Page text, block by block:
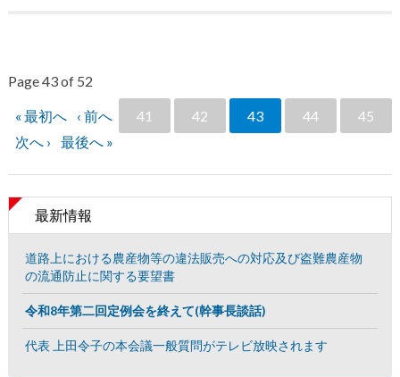
Page 43 of 52
« 最初へ ‹ 前へ 41 42 43 44
45
次へ ›
最後へ »
最新情報
道路上における農産物等の違法販売への対応及び盗難農産物
の流通防止に関する要望書
令和8年第二回定例会を終えて(幹事長談話)
代表 上田令子の本会議一般質問がテレビ放映されます